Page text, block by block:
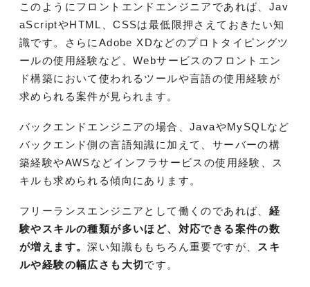
このようにフロントエンドエンジニアであれば、Jav
aScriptやHTML、CSSは最低限押さえておきたい知
識です。さらにAdobe XDなどのプロトタイピングツ
ールの使用経験など、Webサービスのフロントエン
ド構築において使われるツールや言語の使用経験が
求められる案件が見られます。
バックエンドエンジニアの場合、JavaやMySQLなど
バックエンド側の言語知識に加えて、サーバーの構
築経験やAWSなどインフラサービスの使用経験、ス
キルも求められる傾向にあります。
フリーランスエンジニアとして働くのであれば、 経
験やスキルの種類が多いほど、対応できる案件の数
が増えます。深い知識ももちろん重要ですが、 スキ
ルや経験の幅広さも大切です。